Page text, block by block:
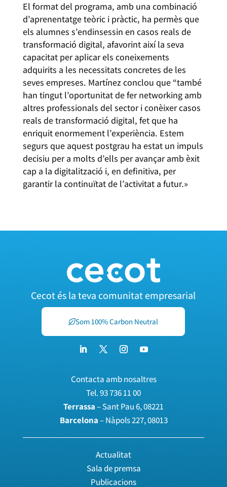
El format del programa, amb una combinació
d’aprenentatge teòric i pràctic, ha permès que
els alumnes s’endinsessin en casos reals de
transformació digital, afavorint així la seva
capacitat per aplicar els coneixements
adquirits a les necessitats concretes de les
seves empreses. Martínez conclou que “també
han tingut l’oportunitat de fer networking amb
altres professionals del sector i conèixer casos
reals de transformació digital, fet que ha
enriquit enormement l’experiència. Estem
segurs que aquest postgrau ha estat un impuls
decisiu per a molts d’ells per avançar amb èxit
cap a la digitalització i, en definitiva, per
garantir la continuïtat de l’activitat a futur.»
Cecot és la teva comunitat empresarial
Som 100% Carbon Neutral
Contacta amb nosaltres
Tel.93 736 11 00
Terrassa– Sant Pau 6, 08221
Barcelona– Nàpols 227, 08013
Actualitat
Sala de premsa
Publicacions